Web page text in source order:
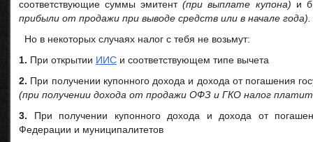
соответствующие суммы эмитент(при выплате купона) и
прибыли от продажи при выводе средств или в начале года).
Но в некоторых случаях налог с тебя не возьмут:
1. При открытии ИИС и соответствующем типе вычета
2. При получении купонного дохода и дохода от погашения
(при получении дохода от продажи ОФЗ и ГКО налог
3. При получении купонного дохода и дохода от
Федерации и муниципалитетов